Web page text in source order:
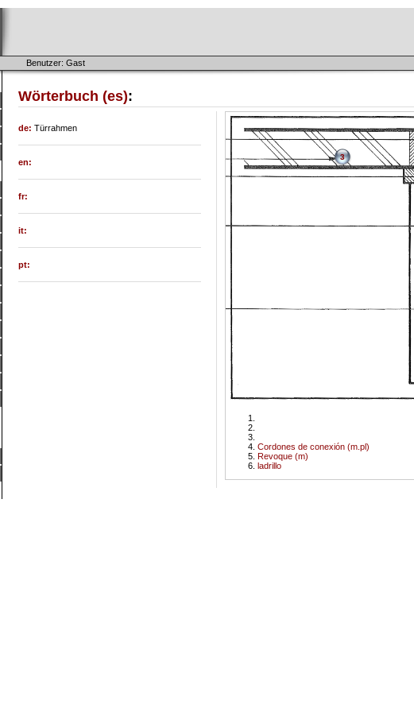
Benutzer: Gast
Wörterbuch (es):
3
Cordones de conexión (m.pl)
Revoque (m)
ladrillo
de: Türrahmen
en:
fr:
it:
pt: